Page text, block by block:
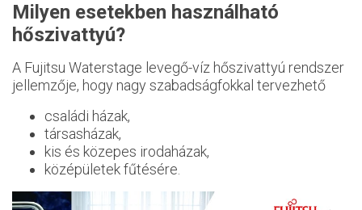
Milyen esetekben használható
hőszivattyú?
A Fujitsu Waterstage levegő-víz hőszivattyú rendszer
jellemzője, hogy nagy szabadságfokkal tervezhető
családi házak,
társasházak,
kis és közepes irodaházak,
középületek fűtésére.